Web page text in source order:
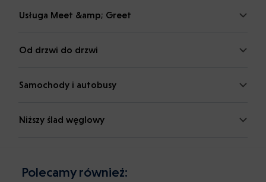
Usługa Meet &amp; Greet
Od drzwi do drzwi
Samochody i autobusy
Niższy ślad węglowy
Polecamy również: